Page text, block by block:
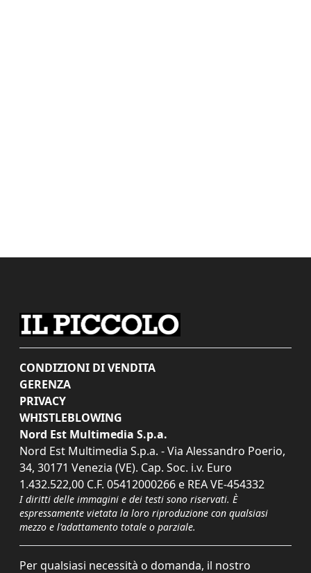
CONDIZIONI DI VENDITA
GERENZA
PRIVACY
WHISTLEBLOWING
Nord Est Multimedia S.p.a.
Nord Est Multimedia S.p.a. - Via Alessandro Poerio,
34, 30171 Venezia (VE). Cap. Soc. i.v. Euro
1.432.522,00 C.F. 05412000266 e REA VE-454332
I diritti delle immagini e dei testi sono riservati. È
espressamente vietata la loro riproduzione con qualsiasi
mezzo e l'adattamento totale o parziale.
Per qualsiasi necessità o domanda, il nostro